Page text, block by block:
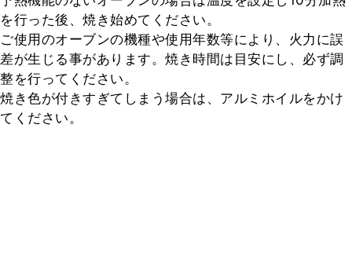
を行った後、焼き始めてください。
ご使用のオーブンの機種や使用年数等により、火力に誤
差が生じる事があります。焼き時間は目安にし、必ず調
整を行ってください。
焼き色が付きすぎてしまう場合は、アルミホイルをかけ
てください。